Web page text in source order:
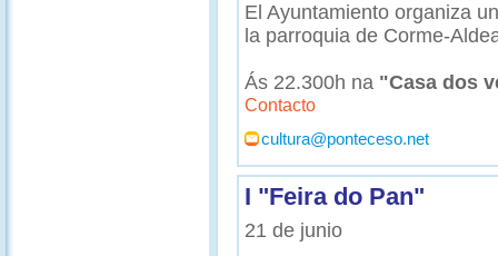
El Ayuntamiento organiza
la parroquia de Corme-
Ás 22.300h na "Casa dos
Contacto
cultura@ponteceso.net
I "Feira do Pan"
21 de junio